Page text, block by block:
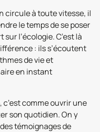
circule à toute vitesse, il
le temps de se poser
l’écologie. C’est là
: ils s’écoutent
de vie et
en instant
comme ouvrir une
son quotidien. On y
témoignages de